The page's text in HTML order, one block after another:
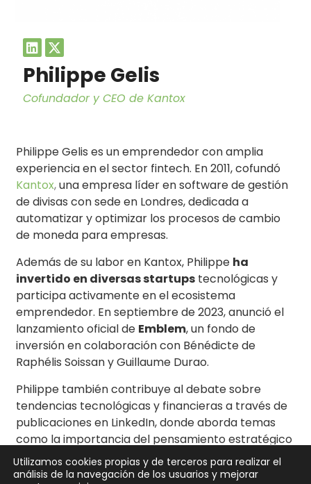
Philippe Gelis
Cofundador y CEO de Kantox
Philippe Gelis es un emprendedor con amplia
experiencia en el sector fintech. En 2011, cofundó
Kantox,una empresa líder en software de gestión
de divisas con sede en Londres, dedicada a
automatizar y optimizar los procesos de cambio
de moneda para empresas.
Además de su labor en Kantox, Philippe ha
invertido en diversas startups tecnológicas y
participa activamente en el ecosistema
emprendedor. En septiembre de 2023, anunció el
lanzamiento oficial de Emblem, un fondo de
inversión en colaboración con Bénédicte de
Raphélis Soissan y Guillaume Durao.
Philippe también contribuye al debate sobre
tendencias tecnológicas y financieras a través de
publicaciones en LinkedIn, donde aborda temas
como la importancia del pensamiento estratégico
en startups y reflexiones sobre financiamiento y
salidas empresariales.
Utilizamos cookies propias y de terceros para realizar el
análisis de la navegación de los usuarios y mejorar